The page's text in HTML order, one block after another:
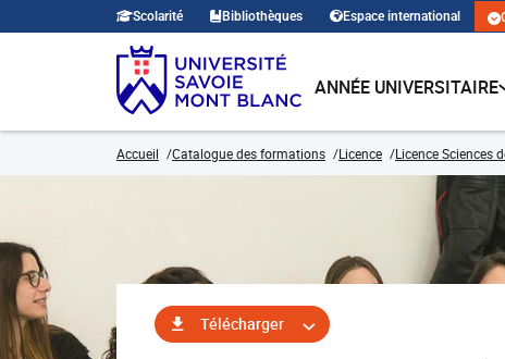
Scolarité Bibliothèques Espace international
ANNÉE UNIVERSITAIRE
Accueil Catalogue des formations Licence Licence Sciences
Télécharger